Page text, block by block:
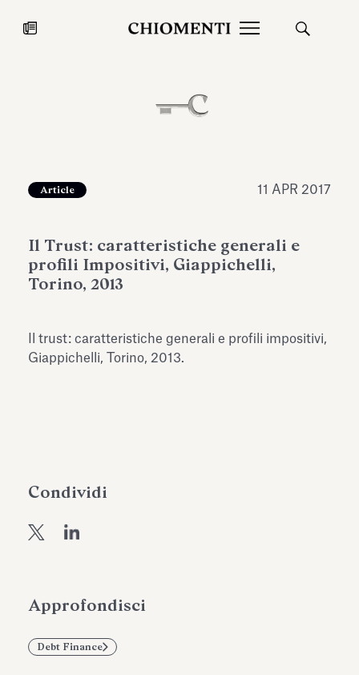
27 LUG 2026
mostra Marmora Romana
ampliando gli spazi espositivi
EcoVadis
Approfondisci
Debt Finance
Article 11 APR 2017
Il Trust: caratteristiche generali e
profili Impositivi, Giappichelli,
Torino, 2013
Il trust: caratteristiche generali e profili impositivi,
Giappichelli, Torino, 2013.
Condividi